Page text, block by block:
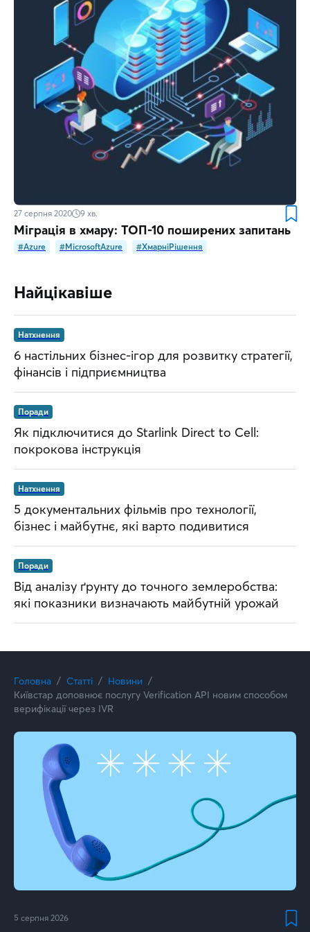
27 серпня 2020 9 хв.
Міграція в хмару: ТОП-10 поширених запитань
#Azure #MicrosoftAzure #ХмарніРішення
Найцікавіше
Натхнення
6 настільних бізнес-ігор для розвитку стратегії,
фінансів і підприємництва
Поради
Як підключитися до Starlink Direct to Cell:
покрокова інструкція
Натхнення
5 документальних фільмів про технології,
бізнес і майбутнє, які варто подивитися
Поради
Від аналізу ґрунту до точного землеробства:
які показники визначають майбутній урожай
Головна Статті
Новини
Київстар доповнює послугу Verification API новим способом
верифікації через IVR
5 серпня 2026